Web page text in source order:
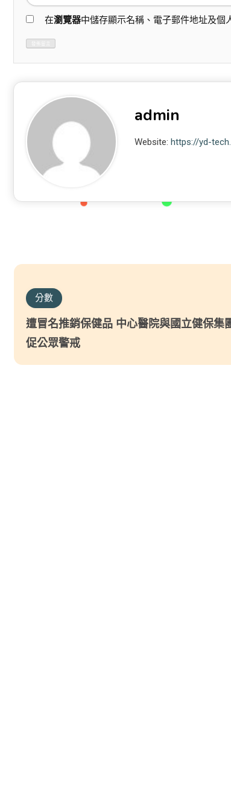
在瀏覽器中儲存顯示名稱、電子郵件地址及個
admin
Website:https://yd-
分數
遭冒名推銷保健品 中心醫院與國立健保集
促公眾警戒